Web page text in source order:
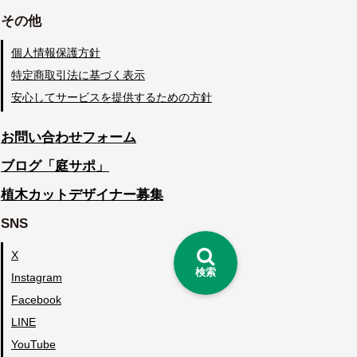
検索
その他
個人情報保護方針
特定商取引法に基づく表示
安心してサービスを提供するための方針
お問い合わせフォーム
ブログ「庭サポ」
植木カットデザイナー募集
SNS
X
Instagram
Facebook
LINE
YouTube